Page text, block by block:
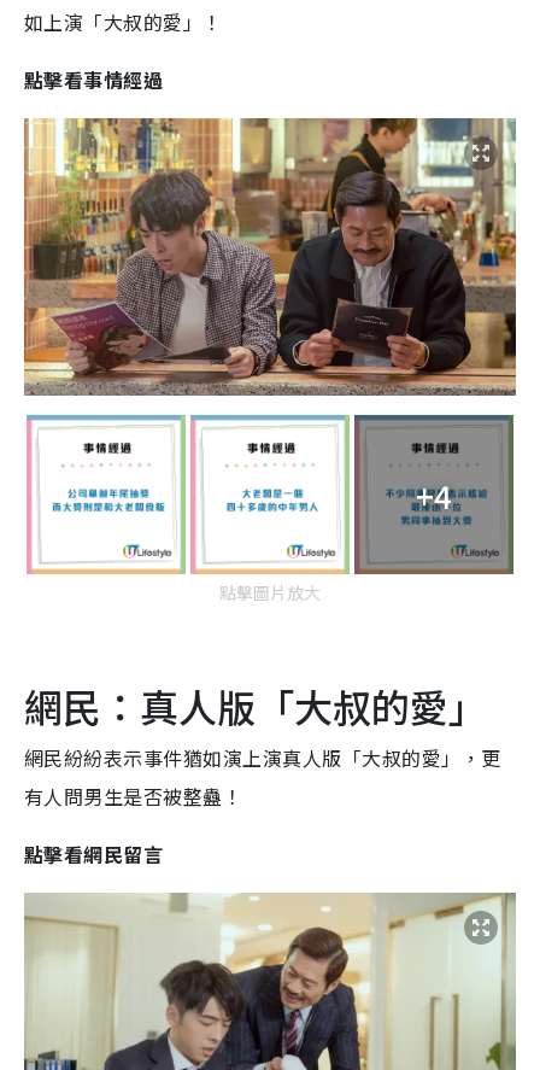
如上演「大叔的愛」！
點擊看事情經過
+4
點擊圖片放大
網民：真人版「大叔的愛」
網民紛紛表示事件猶如演上演真人版「大叔的愛」，更
有人問男生是否被整蠱！
點擊看網民留言